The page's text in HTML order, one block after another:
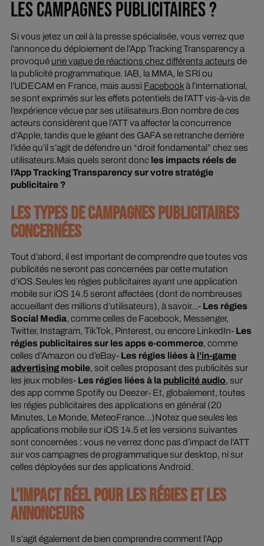
LES CAMPAGNES PUBLICITAIRES ?
Si vous jetez un œil à la presse spécialisée, vous verrez que
l’annonce du déploiement de l’App Tracking Transparency a
provoqué une vague de réactions chez différents acteurs de
la publicité programmatique. IAB, la MMA, le SRI ou
l’UDECAM en France, mais aussi Facebookà l’international,
se sont exprimés sur les effets potentiels de l’ATT vis-à-vis de
l’expérience vécue par ses utilisateurs.Bon nombre de ces
acteurs considèrent que l’ATT va affecter la concurrence
d’Apple, tandis que le géant des GAFA se retranche derrière
l’idée qu’il s’agit de défendre un “droit fondamental” chez ses
utilisateurs.Mais quels seront donc les impacts réels de
l’App Tracking Transparency sur votre stratégie
publicitaire ?
LES TYPES DE CAMPAGNES PUBLICITAIRES
CONCERNÉES
Tout d’abord, il est important de comprendre que toutes vos
publicités ne seront pas concernées par cette mutation
d’iOS.Seules les régies publicitaires ayant une application
mobile sur iOS 14.5 seront affectées (dont de nombreuses
accueillant des millions d’utilisateurs), à savoir…- Les régies
Social Media, comme celles de Facebook, Messenger,
Twitter, Instagram, TikTok, Pinterest, ou encore LinkedIn- Les
régies publicitaires sur les apps e-commerce, comme
celles d’Amazon ou d’eBay-Les régies liées à l’in-game
advertisingmobile, soit celles proposant des publicités sur
les jeux mobiles- Les régies liées à la publicité audio, sur
des app comme Spotify ou Deezer- Et, globalement, toutes
les régies publicitaires des applications en général (20
Minutes, Le Monde, MeteoFrance…)Notez que seules les
applications mobile sur iOS 14.5 et les versions suivantes
sont concernées : vous ne verrez donc pas d’impact de l’ATT
sur vos campagnes de programmatique sur desktop, ni sur
celles déployées sur des applications Android.
L’IMPACT RÉEL POUR LES RÉGIES ET LES
ANNONCEURS
Il s’agit également de bien comprendre comment l’App